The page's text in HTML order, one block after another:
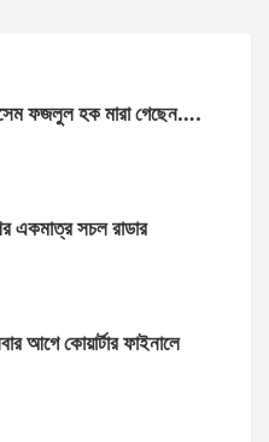
ফজলুল হক মারা গেছেন….
একমাত্র সচল রাডার
আগে কোয়ার্টার ফাইনালে